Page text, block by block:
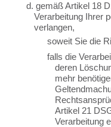
d. gemäß Artikel 18
Verarbeitung Ihrer
verlangen,
soweit Sie die
falls die
deren
mehr
Artikel 21
Verarbeitung